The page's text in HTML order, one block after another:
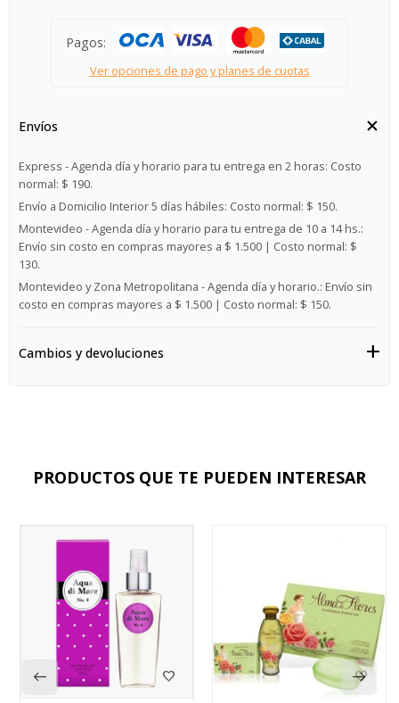
Pagos:
Ver opciones de pago y planes de cuotas
Envíos
Express - Agenda día y horario para tu entrega en 2 horas: Costo
normal: $ 190.
Envío a Domicilio Interior 5 días hábiles: Costo normal: $ 150.
Montevideo - Agenda día y horario para tu entrega de 10 a 14 hs.:
Envío sin costo en compras mayores a $ 1.500 | Costo normal: $
130.
Montevideo y Zona Metropolitana - Agenda día y horario.: Envío sin
costo en compras mayores a $ 1.500 | Costo normal: $ 150.
Cambios y devoluciones
PRODUCTOS QUE TE PUEDEN INTERESAR